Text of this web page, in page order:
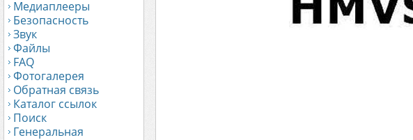
Медиаплееры
Безопасность
Звук
Файлы
FAQ
Фотогалерея
Обратная связь
Каталог ссылок
Поиск
Генеральная